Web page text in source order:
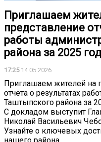
Приглашаем
представление
работы
района за 2025
17:2514.05.2026
Приглашаем жителей на
отчёта о результатах
Таштыпского района за
С докладом выступит
Николай Васильевич
Узнайте о ключевых